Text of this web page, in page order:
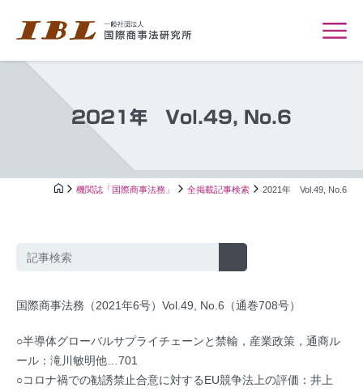
2021年 Vol.49, No.6
機関誌「国際商事法務」 全掲載記事検索 2021年 Vol.49, No.6
国際商事法務（2021年6号）Vol.49, No.6（通巻708号）
○半導体グローバルサプライチェーンと禁輸，産業政策，通商ル
ール：滝川敏明他…701
○コロナ禍での勧誘禁止合意に対するEU競争法上の評価：井上